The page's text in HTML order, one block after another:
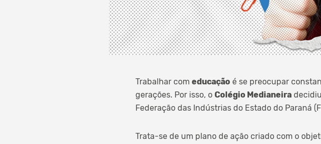
Trabalhar com educação é se preocupar
gerações. Por isso, o Colégio Medianeira
Federação das Indústrias do Estado do Paraná
Trata-se de um plano de ação criado com o